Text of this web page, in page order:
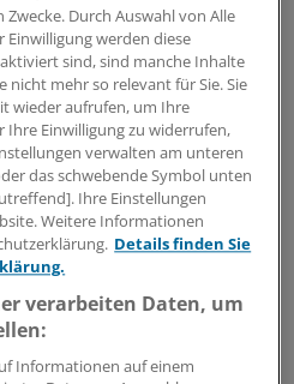
Risk of Cardiovascular
kardiovaskuläre Risiko bei
Den HbA1c-Wert
zumindest etwas
betroffen
bei rheumatischer
Durch Auswahl von Alle
werden diese
sind, sind manche Inhalte
nicht mehr so relevant für Sie. Sie
wieder aufrufen, um Ihre
Ihre Einwilligung zu widerrufen,
verwalten am unteren
das schwebende Symbol unten
Ihre Einstellungen
Weitere Informationen
Details finden Sie
verarbeiten Daten, um
Informationen auf einem